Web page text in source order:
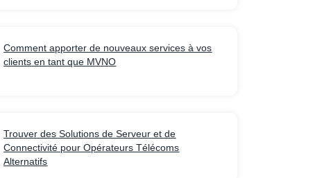
Comment apporter de nouveaux services à vos
clients en tant que MVNO
Trouver des Solutions de Serveur et de
Connectivité pour Opérateurs Télécoms
Alternatifs